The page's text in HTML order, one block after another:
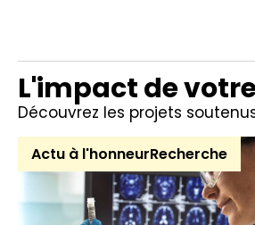
L'impact de
Découvrez les projets
Actu à l'honneurRecherche